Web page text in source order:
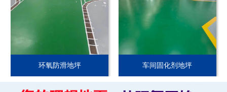
环氧防滑地坪 车间固化剂地坪